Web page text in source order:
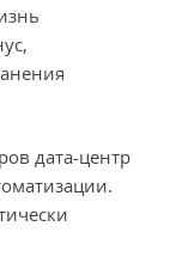
дата-центр